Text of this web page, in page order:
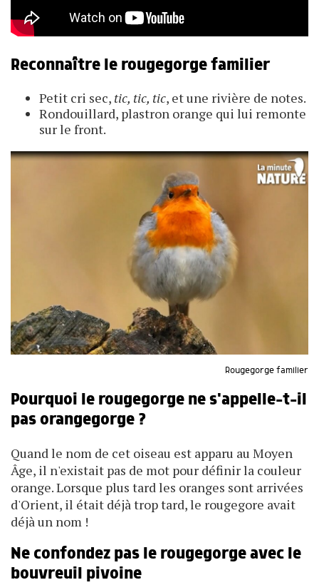
Reconnaître le rougegorge familier
Petit cri sec, tic, tic, tic, et une rivière de notes.
Rondouillard, plastron orange qui lui remonte
sur le front.
Rougegorge familier
Pourquoi le rougegorge ne s'appelle-t-il
pas orangegorge ?
Quand le nom de cet oiseau est apparu au Moyen
Âge, il n'existait pas de mot pour définir la couleur
orange. Lorsque plus tard les oranges sont arrivées
d'Orient, il était déjà trop tard, le rougegore avait
déjà un nom !
Ne confondez pas le rougegorge avec le
bouvreuil pivoine